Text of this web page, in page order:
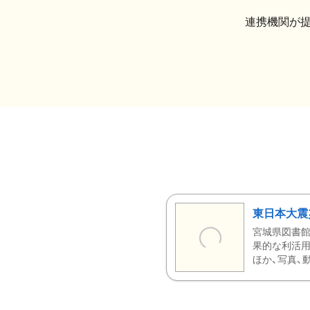
連携機関が
東日本大
宮城県図書
果的な利活
ほか、写真、